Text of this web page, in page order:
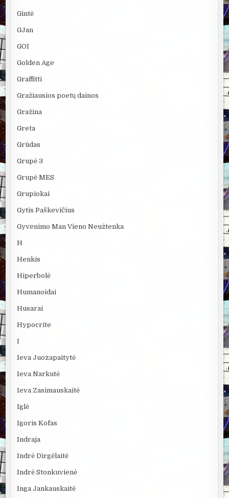
Gintė
GJan
GOI
Golden Age
Graffitti
Gražiausios poetų dainos
Gražina
Greta
Grūdas
Grupė 3
Grupė MES
Grupiokai
Gytis Paškevičius
Gyvenimo Man Vieno Neužtenka
H
Henkis
Hiperbolė
Humanoidai
Husarai
Hypocrite
I
Ieva Juozapaitytė
Ieva Narkutė
Ieva Zasimauskaitė
Iglė
Igoris Kofas
Indraja
Indrė Dirgėlaitė
Indrė Stonkuvienė
Inga Jankauskaitė